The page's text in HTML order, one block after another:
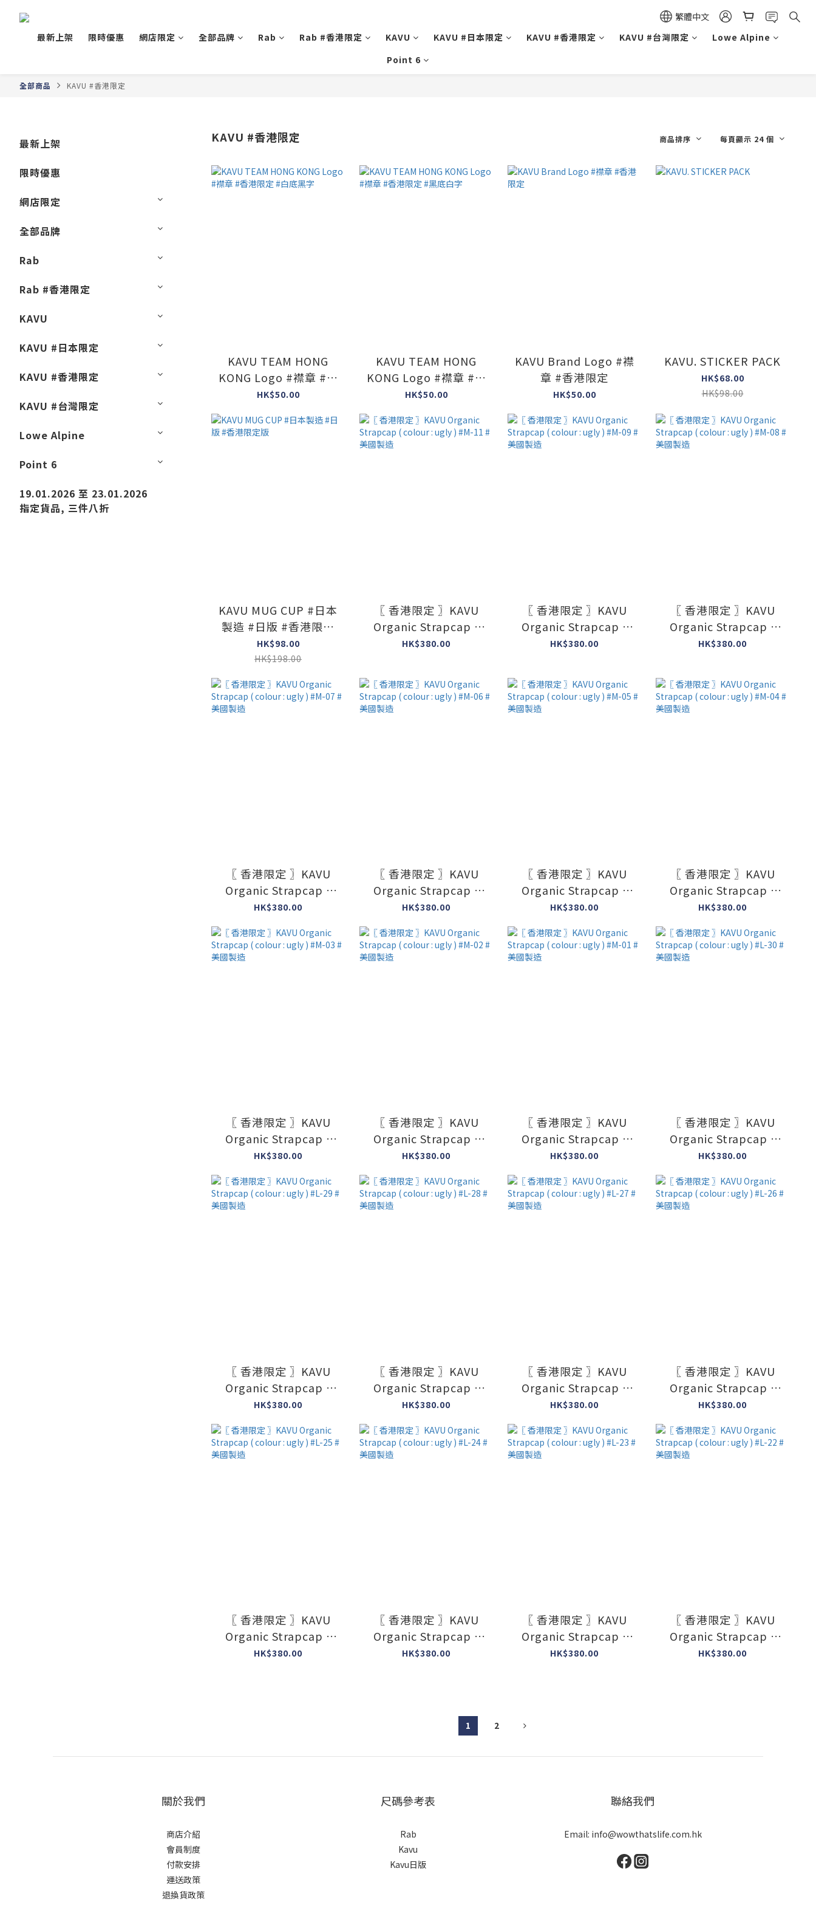
繁體中文
最新上架
限時優惠 網店限定 全部品牌 Rab Rab #香港限定 KAVU KAVU #日本限定 KAVU #香港限定 KAVU #台灣限定
Lowe Alpine
Point 6
全部商品 KAVU #香港限定
最新上架
限時優惠
網店限定
全部品牌
Rab
Rab #香港限定
KAVU
KAVU #日本限定
KAVU #香港限定
KAVU #台灣限定
Lowe Alpine
Point 6
19.01.2026 至 23.01.2026
指定貨品, 三件八折
KAVU #香港限定 商品排序 每頁顯示 24 個
KAVU TEAM HONG
KONG Logo #襟章 #香
港限定 #白底黑字
HK$50.00
KAVU TEAM HONG
KONG Logo #襟章 #香
港限定 #黑底白字
HK$50.00
KAVU Brand Logo #襟
章 #香港限定
HK$50.00
KAVU. STICKER PACK
HK$68.00
HK$98.00
KAVU MUG CUP #日本
製造 #日版 #香港限定
版
HK$98.00
HK$198.00
〖 香港限定 〗KAVU
Organic Strapcap (
colour : ugly ) #M-11
HK$380.00
〖 香港限定 〗KAVU
Organic Strapcap (
colour : ugly ) #M-09
HK$380.00
〖 香港限定 〗KAVU
Organic Strapcap (
colour : ugly ) #M-08
HK$380.00
〖 香港限定 〗KAVU
Organic Strapcap (
colour : ugly ) #M-07
HK$380.00
〖 香港限定 〗KAVU
Organic Strapcap (
colour : ugly ) #M-06
HK$380.00
〖 香港限定 〗KAVU
Organic Strapcap (
colour : ugly ) #M-05
HK$380.00
〖 香港限定 〗KAVU
Organic Strapcap (
colour : ugly ) #M-04
HK$380.00
〖 香港限定 〗KAVU
Organic Strapcap (
colour : ugly ) #M-03
HK$380.00
〖 香港限定 〗KAVU
Organic Strapcap (
colour : ugly ) #M-02
HK$380.00
〖 香港限定 〗KAVU
Organic Strapcap (
colour : ugly ) #M-01
HK$380.00
〖 香港限定 〗KAVU
Organic Strapcap (
colour : ugly ) #L-30 #
HK$380.00
〖 香港限定 〗KAVU
Organic Strapcap (
colour : ugly ) #L-29 #
HK$380.00
〖 香港限定 〗KAVU
Organic Strapcap (
colour : ugly ) #L-28 #
HK$380.00
〖 香港限定 〗KAVU
Organic Strapcap (
colour : ugly ) #L-27 #
HK$380.00
〖 香港限定 〗KAVU
Organic Strapcap (
colour : ugly ) #L-26 #
HK$380.00
〖 香港限定 〗KAVU
Organic Strapcap (
colour : ugly ) #L-25 #
HK$380.00
〖 香港限定 〗KAVU
Organic Strapcap (
colour : ugly ) #L-24 #
HK$380.00
〖 香港限定 〗KAVU
Organic Strapcap (
colour : ugly ) #L-23 #
HK$380.00
〖 香港限定 〗KAVU
Organic Strapcap (
colour : ugly ) #L-22 #
HK$380.00
1 2
關於我們
商店介紹
會員制度
付款安排
運送政策
退換貨政策
尺碼參考表
Rab
Kavu
Kavu日版
聯絡我們
Email: info@wowthatslife.com.hk